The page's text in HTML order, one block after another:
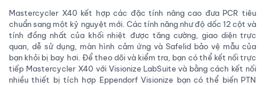
Mastercycler X40 kết hợp các đặc tính nâng cao đưa PCR tiêu
chuẩn sang một kỷ nguyệt mới. Các tính năng như độ dốc 12 cột và
tính đồng nhất của khối nhiệt được tăng cường, giao diện trực
quan, dễ sử dụng, màn hình cảm ứng và Safelid bảo vệ mẫu của
bạn khỏi bị bay hơi. Để theo dõi và kiểm tra, bạn có thể kết nối trực
tiếp Mastercycler X40 với Visionize LabSuite và bằng cách kết nối
nhiều thiết bị tích hợp Eppendorf Visionize bạn có thể biến PTN